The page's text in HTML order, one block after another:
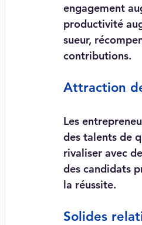
engagement
productivité
sueur,
contributions.
Attraction
Les
des talents de
rivaliser avec
des candidats
la réussite.
Solides